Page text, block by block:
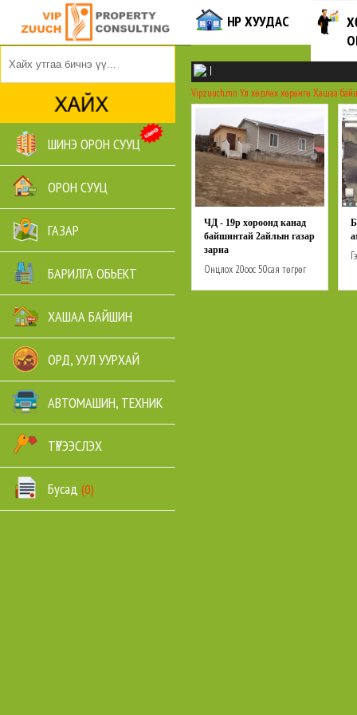
ШИНЭ ОРОН СУУЦ
ОРОН СУУЦ
ГАЗАР
БАРИЛГА ОБЬЕКТ
ХАШАА БАЙШИН
ОРД, УУЛ УУРХАЙ
АВТОМАШИН, ТЕХНИК
ТҮРЭЭСЛЭХ
Бусад (0)
НҮҮР ХУУДАС
|
Vipzuuch.mn Үл хөдлөх хөрөнгө Хашаа
ЧД - 19р хороонд канад
байшинтай 2айлын газар
зарна
Онцлох 20оос 50сая төгрөг